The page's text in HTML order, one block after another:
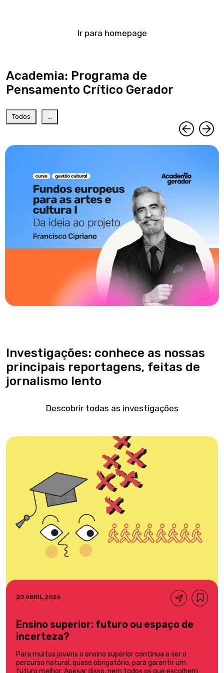
Ir para homepage
Academia: Programa de
Pensamento Crítico Gerador
Todos
Investigações: conhece as nossas
principais reportagens, feitas de
jornalismo lento
Descobrir todas as investigações
20 ABRIL 2026
Ensino superior: futuro ou espaço de
incerteza?
Para muitos jovens o ensino superior continua a ser o
percurso natural, quase obrigatório, para garantir um
futuro melhor. Apesar disso, nem todos os que escolhem